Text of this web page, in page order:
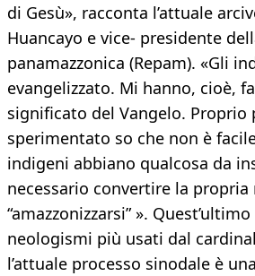
di Gesù», racconta l’attuale
Huancayo e vice- presidente
panamazzonica (Repam). «Gli
evangelizzato. Mi hanno, cioè,
significato del Vangelo. Proprio
sperimentato so che non è
indigeni abbiano qualcosa da
necessario convertire la
“amazzonizzarsi” ».
neologismi più usati dal
l’attuale processo sinodale è